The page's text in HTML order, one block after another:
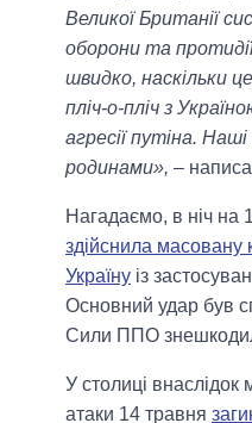
Великої Британії
оборони та
швидко, наскільки
пліч-о-пліч з
агресії путіна.
родинами», –
Нагадаємо, в ніч на
здійснила масовану
Україну із
Основний удар був
Сили ППО
У столиці внаслідок
атаки 14 травня